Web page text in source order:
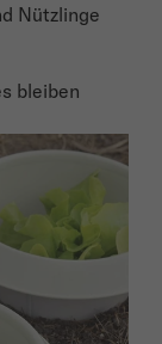
Nützlinge
bleiben